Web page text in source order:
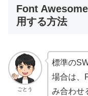
Font
用する方法
ごとう
標準の
場合は、
み合わせ